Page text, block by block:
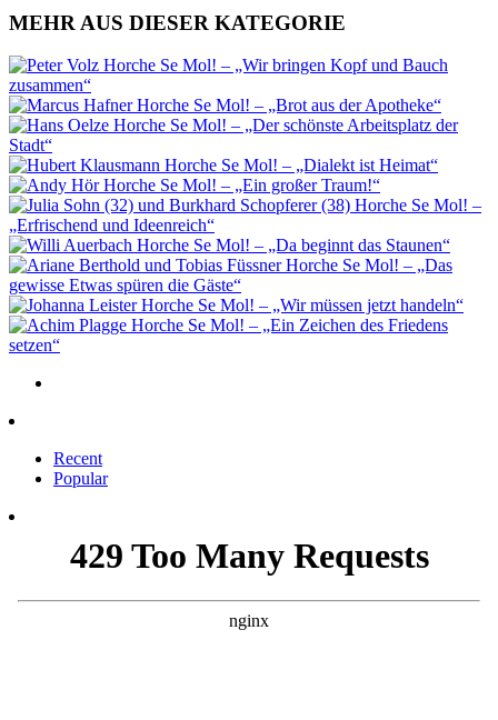
MEHR AUS DIESER KATEGORIE
Horche Se Mol! – „Wir bringen Kopf und Bauch
zusammen“
Horche Se Mol! – „Brot aus der Apotheke“
Horche Se Mol! – „Der schönste Arbeitsplatz der
Stadt“
Horche Se Mol! – „Dialekt ist Heimat“
Horche Se Mol! – „Ein großer Traum!“
Horche Se Mol! –
„Erfrischend und Ideenreich“
Horche Se Mol! – „Da beginnt das Staunen“
Horche Se Mol! – „Das
gewisse Etwas spüren die Gäste“
Horche Se Mol! – „Wir müssen jetzt handeln“
Horche Se Mol! – „Ein Zeichen des Friedens
setzen“
Recent
Popular